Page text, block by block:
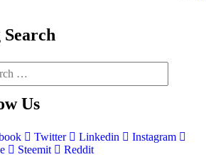
Us
Twitter Linkedin
Instagram
Steemit Reddit